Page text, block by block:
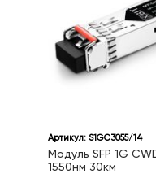
Артикул: S1GC3055/14
Модуль SFP 1G
1550нм 30км